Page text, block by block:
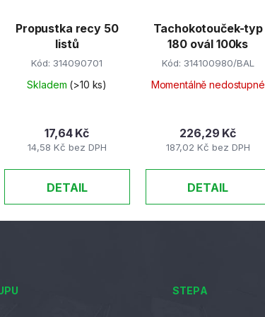
Propustka recy 50
listů
Kód:314090701
Skladem (>10 ks)
14,58 Kč bez DPH
17,64 Kč
DETAIL
Tachokotouček-typ
180 ovál 100ks
Kód: 314100980/BAL
Momentálně nedostupné
187,02 Kč bez DPH
226,29 Kč
DETAIL
STEPA